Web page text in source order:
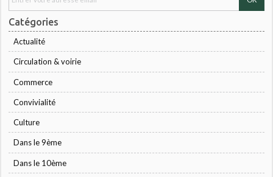
Catégories
Actualité
Circulation & voirie
Commerce
Convivialité
Culture
Dans le 9ème
Dans le 10ème